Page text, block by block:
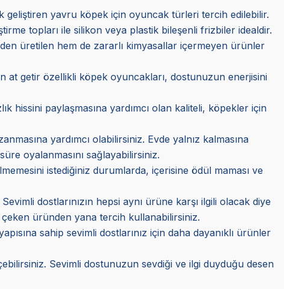
geliştiren yavru köpek için oyuncak türleri tercih edilebilir.
topları ile silikon veya plastik bileşenli frizbiler idealdir.
üretilen hem de zararlı kimyasallar içermeyen ürünler
at getir özellikli köpek oyuncakları, dostunuzun enerjisini
hissini paylaşmasına yardımcı olan kaliteli, köpekler için
yardımcı olabilirsiniz. Evde yalnız kalmasına
oyalanmasını sağlayabilirsiniz.
istediğiniz durumlarda, içerisine ödül maması ve
dostlarınızın hepsi aynı ürüne karşı ilgili olacak diye
üründen yana tercih kullanabilirsiniz.
sahip sevimli dostlarınız için daha dayanıklı ürünler
Sevimli dostunuzun sevdiği ve ilgi duyduğu desen